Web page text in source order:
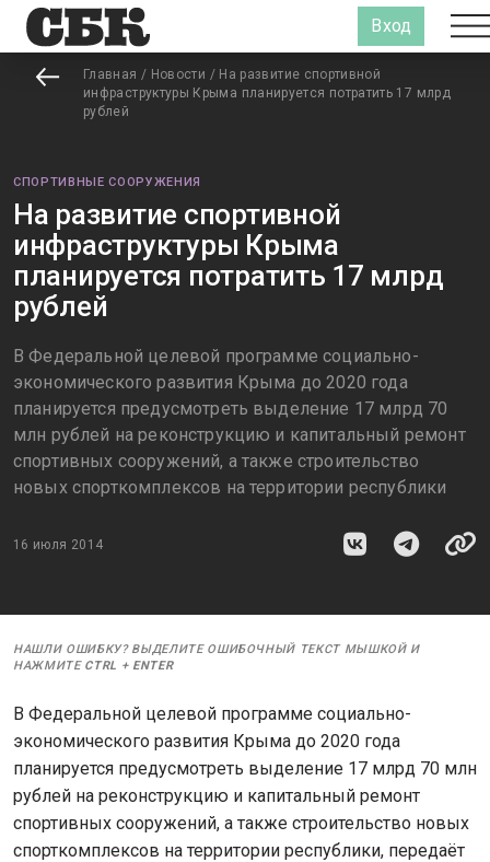
Вход
Главная / Новости / На развитие спортивной
инфраструктуры Крыма планируется потратить 17 млрд
рублей
СПОРТИВНЫЕ СООРУЖЕНИЯ
На развитие спортивной
инфраструктуры Крыма
планируется потратить 17 млрд
рублей
В Федеральной целевой программе социально-
экономического развития Крыма до 2020 года
планируется предусмотреть выделение 17 млрд 70
млн рублей на реконструкцию и капитальный ремонт
спортивных сооружений, а также строительство
новых спорткомплексов на территории республики
16 июля 2014
НАШЛИ ОШИБКУ? ВЫДЕЛИТЕ ОШИБОЧНЫЙ ТЕКСТ МЫШКОЙ И
НАЖМИТЕ CTRL + ENTER
В Федеральной целевой программе социально-
экономического развития Крыма до 2020 года
планируется предусмотреть выделение 17 млрд 70 млн
рублей на реконструкцию и капитальный ремонт
спортивных сооружений, а также строительство новых
спорткомплексов на территории республики, передаёт